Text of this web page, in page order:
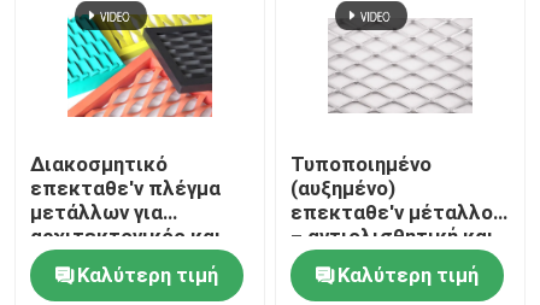
καλάθια gabion
Δίχτυ ασφαλείας ελικοδρομίων
Ξυράφι οδοντωτό - καλώδιο
Διακοσμητικό
επεκταθε'ν πλέγμα
μετάλλων για
αρχιτεκτονικός και
βιομηχανικός
Καλύτερη τιμή
Τυποποιημένο
(αυξημένο)
επεκταθε'ν μέταλλο
– αντιολισθητική και
μεγάλη αντίσταση
διάβρωσης
Καλύτερη τιμή